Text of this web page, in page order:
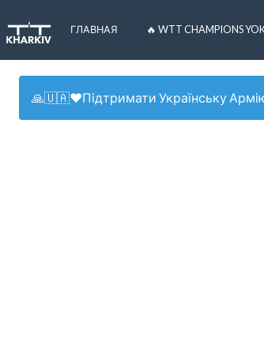
ГЛАВНАЯ 🔥 WTT CHAMPIONS
🙏🇺🇦❤️Підтримати Українську